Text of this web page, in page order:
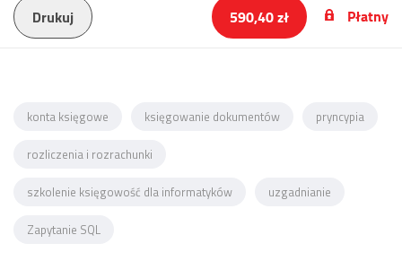
Drukuj Płatny
590,40 zł
konta księgowe księgowanie dokumentów pryncypia
rozliczenia i rozrachunki
szkolenie księgowość dla informatyków uzgadnianie
Zapytanie SQL